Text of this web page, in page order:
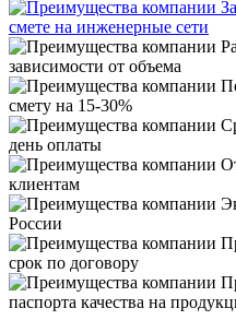
смете на инженерные сети
зависимости от объема
смету на 15-30%
день оплаты
клиентам
России
срок по договору
паспорта качества на